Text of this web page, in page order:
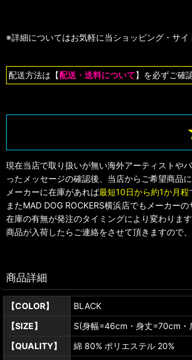
※詳細についてはお気軽に当ショッピング・サ
配送方法は【配送・送料について】を必ずご確
現在当店で取り扱いが無い海外アーティストや
ったメッセージの確認後、当店からご希望商品
メーカーに在庫があれば最短10日から約1か月程
またMAD DOG ROCKERS横浜店でもメーカー
在庫の有無が発注のタイミングにより変わりま
商品が入荷したらご連絡をさせて頂きますので、
商品詳細
【COLOR】
BLACK
【SIZE】
S(身幅=46cm・身丈=70cm
【QUALITY】
綿 80% ポリエステル 20%